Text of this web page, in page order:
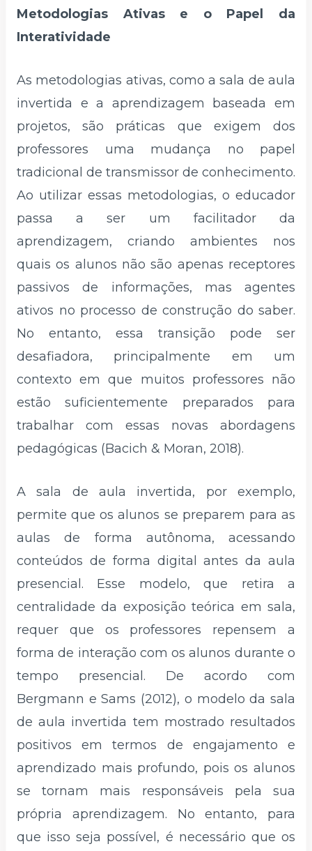
Metodologias Ativas e o Papel da
Interatividade
As metodologias ativas, como a sala de aula
invertida e a aprendizagem baseada em
projetos, são práticas que exigem dos
professores uma mudança no papel
tradicional de transmissor de conhecimento.
Ao utilizar essas metodologias, o educador
passa a ser um facilitador da
aprendizagem, criando ambientes nos
quais os alunos não são apenas receptores
passivos de informações, mas agentes
ativos no processo de construção do saber.
No entanto, essa transição pode ser
desafiadora, principalmente em um
contexto em que muitos professores não
estão suficientemente preparados para
trabalhar com essas novas abordagens
pedagógicas (Bacich & Moran, 2018).
A sala de aula invertida, por exemplo,
permite que os alunos se preparem para as
aulas de forma autônoma, acessando
conteúdos de forma digital antes da aula
presencial. Esse modelo, que retira a
centralidade da exposição teórica em sala,
requer que os professores repensem a
forma de interação com os alunos durante o
tempo presencial. De acordo com
Bergmann e Sams (2012), o modelo da sala
de aula invertida tem mostrado resultados
positivos em termos de engajamento e
aprendizado mais profundo, pois os alunos
se tornam mais responsáveis pela sua
própria aprendizagem. No entanto, para
que isso seja possível, é necessário que os